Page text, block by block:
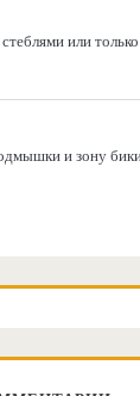
или только
и зону